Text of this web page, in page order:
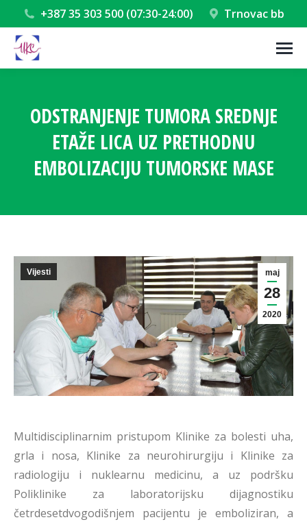
+387 35 303 500 (07:30-24:00) Trnovac bb
ODSTRANJENJE TUMORA SREDNJE
ETAŽE LICA UZ PRETHODNU
EMBOLIZACIJU TUMORSKE MASE
maj
28
2020
Vijesti
Multidisciplinarnim pristupom Klinike za bolesti uha,
grla i nosa, Klinike za neurohirurgiju i Klinike za
radiologiju i nuklearnu medicinu, a uz podršku
Poliklinike za laboratorijsku dijagnostiku
četrdesetdvogodišnjem pacijentu je emboliziran, a